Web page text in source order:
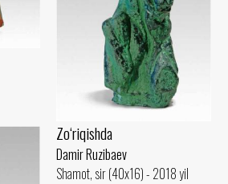
Zo‘riqishda
Damir Ruzibaev
Shamot, sir (40x16) - 2018 yil